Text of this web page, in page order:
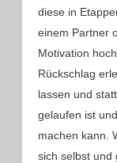
diese in
einem Partner
Motivation
Rückschlag
lassen und
gelaufen ist
machen kann.
sich selbst und